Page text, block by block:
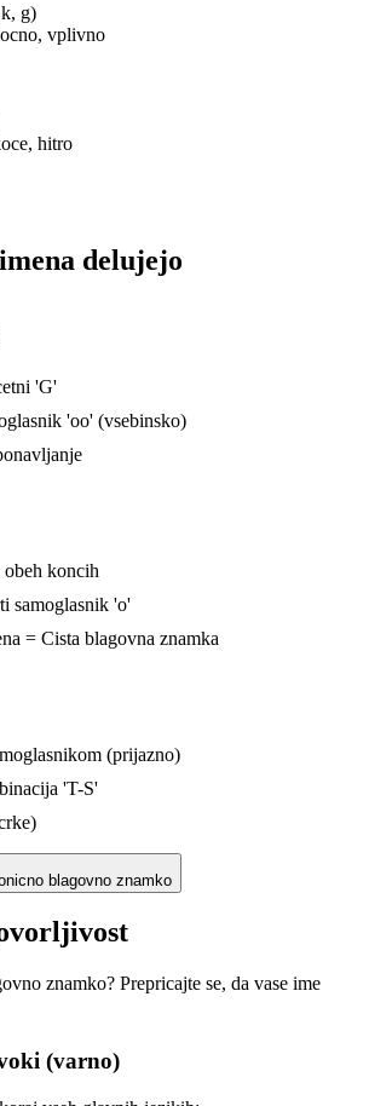
g)
vplivno
hitro
delujejo
'G'
'oo' (vsebinsko)
koncih
samoglasnik 'o'
= Cista blagovna znamka
(prijazno)
'T-S'
blagovno znamko
znamko? Prepricajte se, da vase ime
(varno)